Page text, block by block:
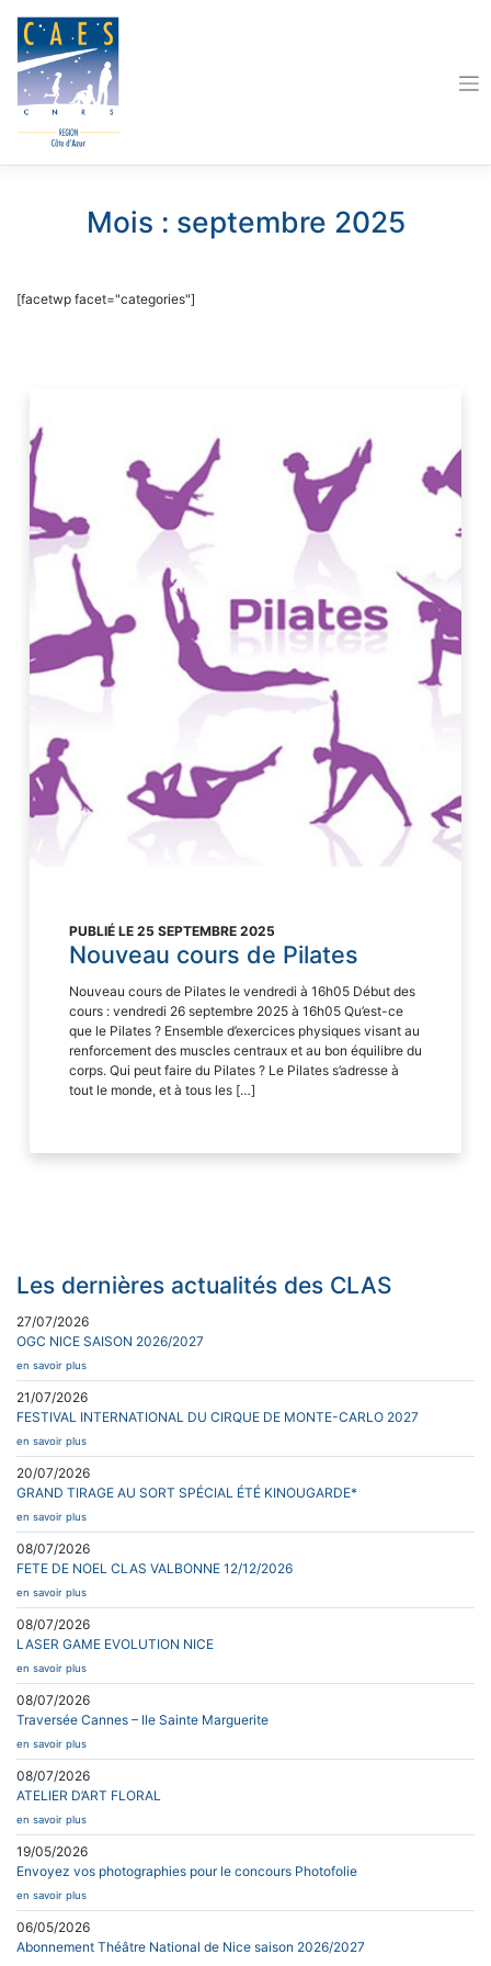
content
Mois : septembre 2025
[facetwp facet="categories"]
PUBLIÉ LE 25 SEPTEMBRE 2025
Nouveau cours de Pilates
Nouveau cours de Pilates le vendredi à 16h05 Début des
cours : vendredi 26 septembre 2025 à 16h05 Qu’est-ce
que le Pilates ? Ensemble d’exercices physiques visant au
renforcement des muscles centraux et au bon équilibre du
corps. Qui peut faire du Pilates ? Le Pilates s’adresse à
tout le monde, et à tous les […]
Les dernières actualités des CLAS
27/07/2026
OGC NICE SAISON 2026/2027
en savoir plus
21/07/2026
FESTIVAL INTERNATIONAL DU CIRQUE DE MONTE-CARLO 2027
en savoir plus
20/07/2026
GRAND TIRAGE AU SORT SPÉCIAL ÉTÉ KINOUGARDE*
en savoir plus
08/07/2026
FETE DE NOEL CLAS VALBONNE 12/12/2026
en savoir plus
08/07/2026
LASER GAME EVOLUTION NICE
en savoir plus
08/07/2026
Traversée Cannes – Ile Sainte Marguerite
en savoir plus
08/07/2026
ATELIER D’ART FLORAL
en savoir plus
19/05/2026
Envoyez vos photographies pour le concours Photofolie
en savoir plus
06/05/2026
Abonnement Théâtre National de Nice saison 2026/2027